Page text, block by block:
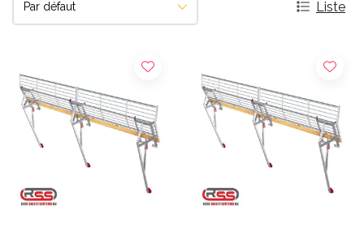
Liste